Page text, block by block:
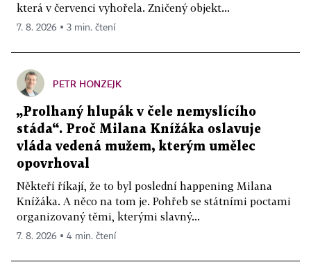
která v červenci vyhořela. Zničený objekt...
7. 8. 2026 ▪ 3 min. čtení
PETR HONZEJK
„Prolhaný hlupák v čele nemyslícího
stáda“. Proč Milana Knížáka oslavuje
vláda vedená mužem, kterým umělec
opovrhoval
Někteří říkají, že to byl poslední happening Milana
Knížáka. A něco na tom je. Pohřeb se státními poctami
organizovaný těmi, kterými slavný...
7. 8. 2026 ▪ 4 min. čtení